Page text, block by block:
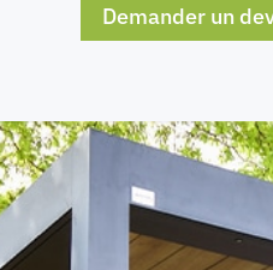
Demander un